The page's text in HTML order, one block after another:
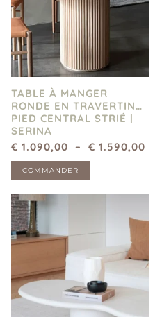
TABLE À MANGER
RONDE EN TRAVERTIN
PIED CENTRAL STRIÉ |
SERINA
€ 1.090,00 – € 1.590,00
COMMANDER